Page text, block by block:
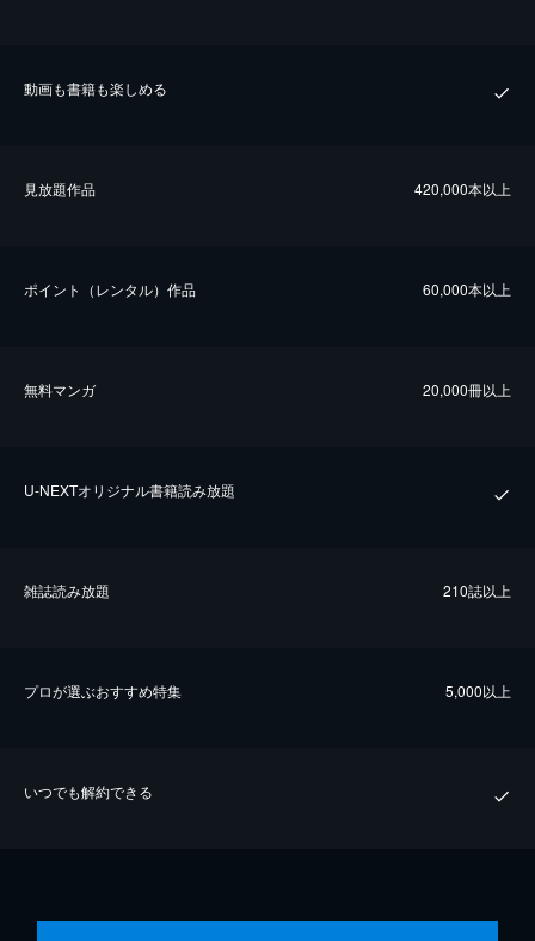
動画も書籍も楽しめる
⾒放題作品 420,000本以上
ポイント（レンタル）作品 60,000本以上
無料マンガ 20,000冊以上
U-NEXTオリジナル書籍読み放題
雑誌読み放題 210誌以上
プロが選ぶおすすめ特集 5,000以上
いつでも解約できる